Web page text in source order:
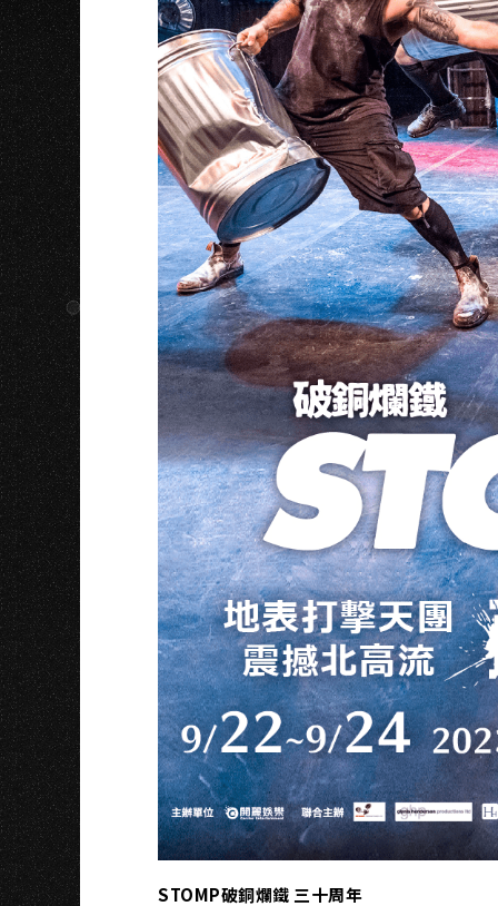
STOMP破銅爛鐵 三十周年